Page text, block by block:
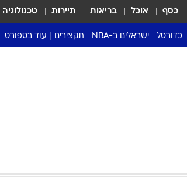
כסף אוכל בריאות תיירות טכנולוגיה
כדורסל ישראלים ב-NBA תקצירים עוד בספורט